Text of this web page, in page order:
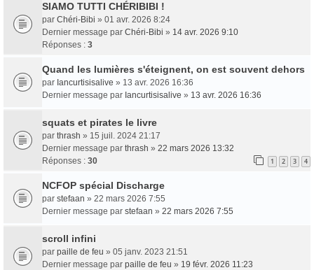
SIAMO TUTTI CHÉRIBIBI !
par Chéri-Bibi » 01 avr. 2026 8:24
Dernier message par Chéri-Bibi » 14 avr. 2026 9:10
Réponses : 3
Quand les lumières s'éteignent, on est souvent dehors
par Iancurtisisalive » 13 avr. 2026 16:36
Dernier message par Iancurtisisalive » 13 avr. 2026 16:36
squats et pirates le livre
par thrash » 15 juil. 2024 21:17
Dernier message par thrash » 22 mars 2026 13:32
Réponses : 30 1 2 3 4
NCFOP spécial Discharge
par stefaan » 22 mars 2026 7:55
Dernier message par stefaan » 22 mars 2026 7:55
scroll infini
par paille de feu » 05 janv. 2023 21:51
Dernier message par paille de feu » 19 févr. 2026 11:23